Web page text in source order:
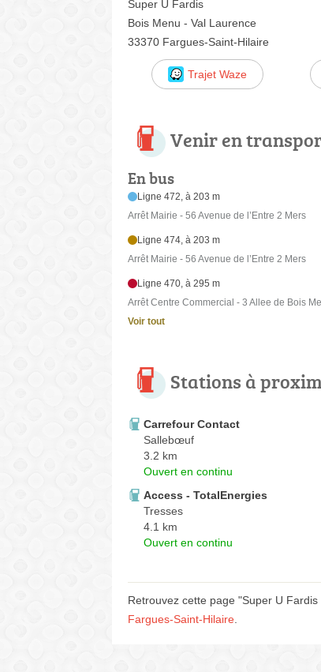
Super U Fardis
Bois Menu - Val Laurence
33370 Fargues-Saint-Hilaire
Trajet Waze
Venir en
En bus
Ligne 472, à 203 m
Arrêt Mairie - 56 Avenue de l’Entre 2 Mers
Ligne 474, à 203 m
Arrêt Mairie - 56 Avenue de l’Entre 2 Mers
Ligne 470, à 295 m
Arrêt Centre Commercial - 3 Allee de Bois
Voir tout
Stations à
Carrefour Contact
Sallebœuf
3.2 km
Ouvert en continu
Access - TotalEnergies
Tresses
4.1 km
Ouvert en continu
Retrouvez cette page "Super U
Fargues-Saint-Hilaire